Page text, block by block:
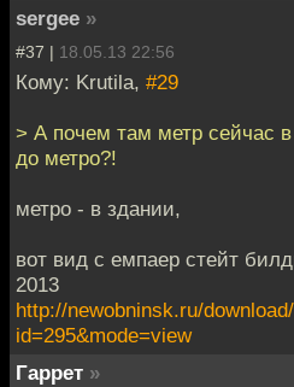
sergee »
#37 | 18.05.13 22:56
Кому: Krutila, #29
> А почем там метр сейчас в
до метро?!
метро - в здании,
вот вид с емпаер стейт
2013
http://newobninsk.ru/
id=295&mode=view
Гаррет »